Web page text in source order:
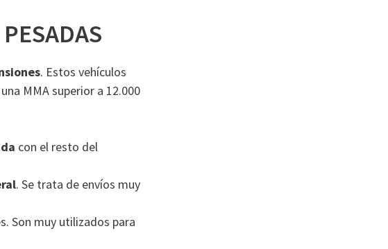
. Estos vehículos
MMA superior a 12.000
con el resto del
. Se trata de envíos muy
Son muy utilizados para